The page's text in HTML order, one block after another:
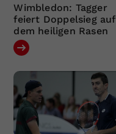
Wimbledon: Tagger
feiert Doppelsieg auf
dem heiligen Rasen